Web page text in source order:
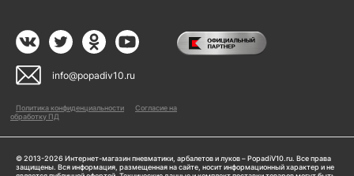
info@popadiv10.ru
Политика конфиденциальности
Согласие на
обработку ПД
© 2013-2026 Интернет-магазин пневматики, арбалетов и луков – PopadiV10.ru. Все права
защищены. Вся информация, размещенная на сайте, носит информационный характер и не